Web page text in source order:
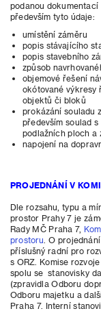
podanou
především tyto údaje:
umístění záměru
popis stávajícího
popis stavebního
způsob
objemové řešení
okótované výkresy
objektů či bloků
prokázání souladu
především soulad
podlažních ploch a
napojení na
PROJEDNÁNÍ V
Dle rozsahu, typu a
prostor Prahy 7 je
Rady MČ Praha 7,
prostoru . O
příslušný radní pro
s ORZ. Komise
spolu se stanovisky
(zpravidla Odboru
Odboru majetku a
Praha 7. Interní